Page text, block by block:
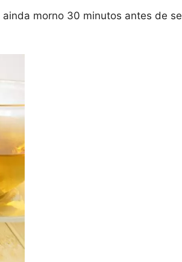
morno 30 minutos antes de se